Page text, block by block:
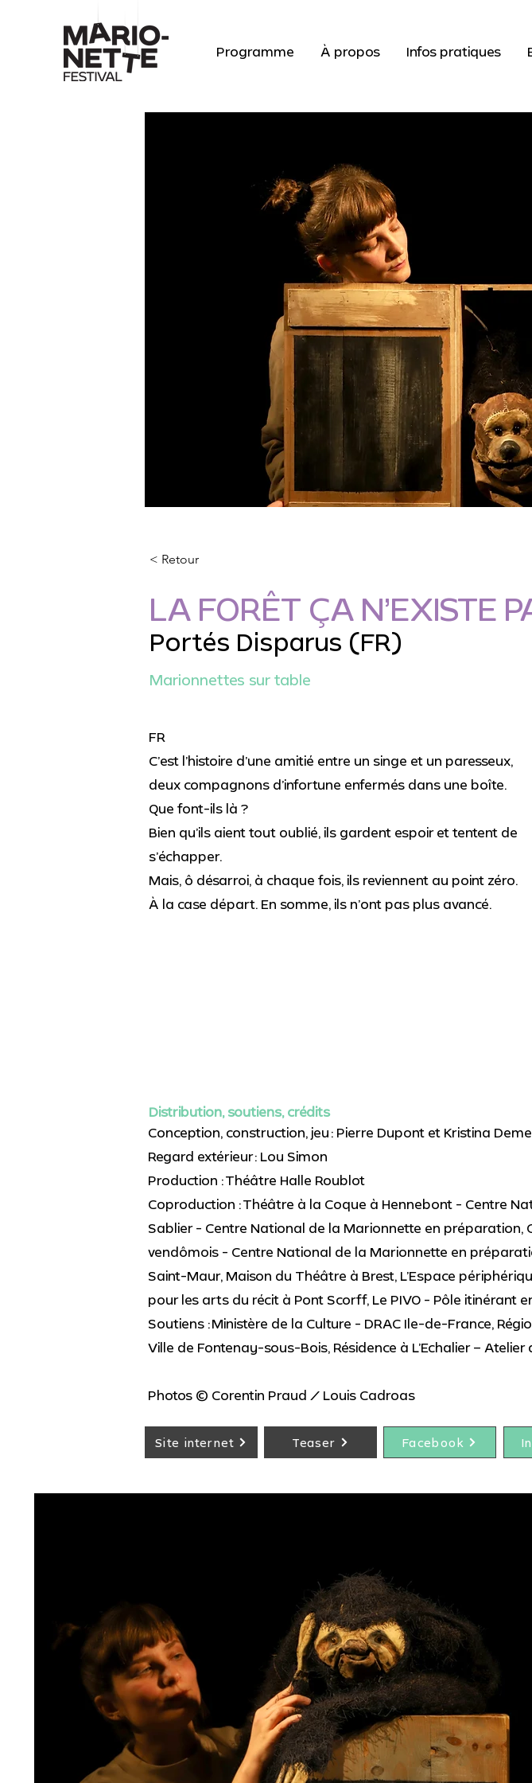
Programme À propos Infos pratiques
< Retour
LA FORÊT ÇA N’EXISTE
Portés Disparus (FR)
Marionnettes sur table
FR
C’est l’histoire d’une amitié entre un singe et un paresseux,
deux compagnons d’infortune enfermés dans une boîte.
Que font-ils là ?
Bien qu’ils aient tout oublié, ils gardent espoir et tentent de
s’échapper.
Mais, ô désarroi, à chaque fois, ils reviennent au point zéro.
À la case départ. En somme, ils n’ont pas plus avancé.
Distribution, soutiens, crédits
Conception, construction, jeu : Pierre Dupont et Kristina
Regard extérieur : Lou Simon
Production : Théâtre Halle Roublot
Coproduction : Théâtre à la Coque à Hennebont - Centre
Sablier - Centre National de la Marionnette en préparation,
vendômois - Centre National de la Marionnette en
Saint-Maur, Maison du Théâtre à Brest, L’Espace
pour les arts du récit à Pont Scorff, Le PIVO - Pôle itinérant en
Soutiens : Ministère de la Culture - DRAC Ile-de-France,
Ville de Fontenay-sous-Bois, Résidence à L’Echalier –
Photos © Corentin Praud / Louis Cadroas
Site internet Teaser Facebook